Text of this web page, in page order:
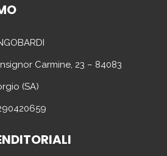
Carmine, 23 – 84083
(SA)